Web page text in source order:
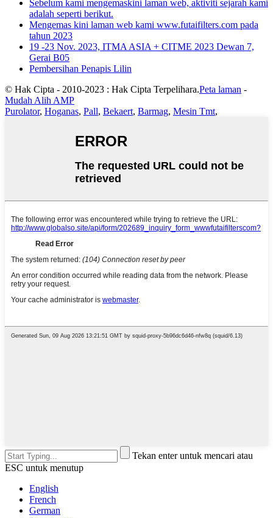
Sebelum kami mengemaskini laman web, aktiviti sejarah kami
adalah seperti berikut.
Mengemas kini laman web kami www.futaifilters.com pada
tahun 2023
19 -23 Nov. 2023, ITMA ASIA + CITME 2023 Dewan 7,
Gerai B05
Pembersihan Penapis Lilin
© Hak Cipta - 2010-2023 : Hak Cipta Terpelihara.Peta laman -
Mudah Alih AMP
Purolator, Hoganas, Pall, Bekaert, Barmag, Mesin Tmt,
Tekan enter untuk mencari atau
ESC untuk menutup
English
French
German